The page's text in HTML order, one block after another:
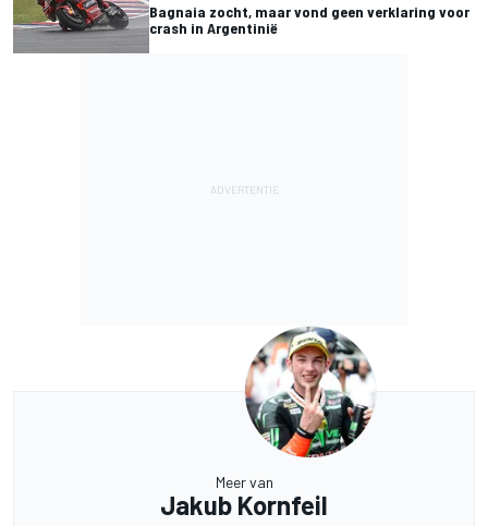
Bagnaia zocht, maar vond geen verklaring voor
crash in Argentinië
Meer van
Jakub Kornfeil